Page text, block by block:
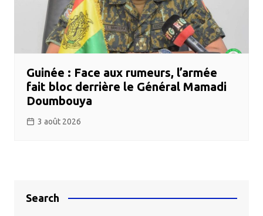
Guinée : Face aux rumeurs, l’armée
fait bloc derrière le Général Mamadi
Doumbouya
3 août 2026
Search